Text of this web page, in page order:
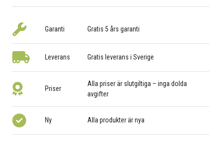
Garanti Gratis 5 års garanti
Leverans Gratis leverans i Sverige
Priser
Alla priser är slutgiltiga – inga dolda
avgifter
Ny Alla produkter är nya